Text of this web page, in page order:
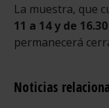
La muestra, que
11 a 14 y de
permanecerá
Noticias